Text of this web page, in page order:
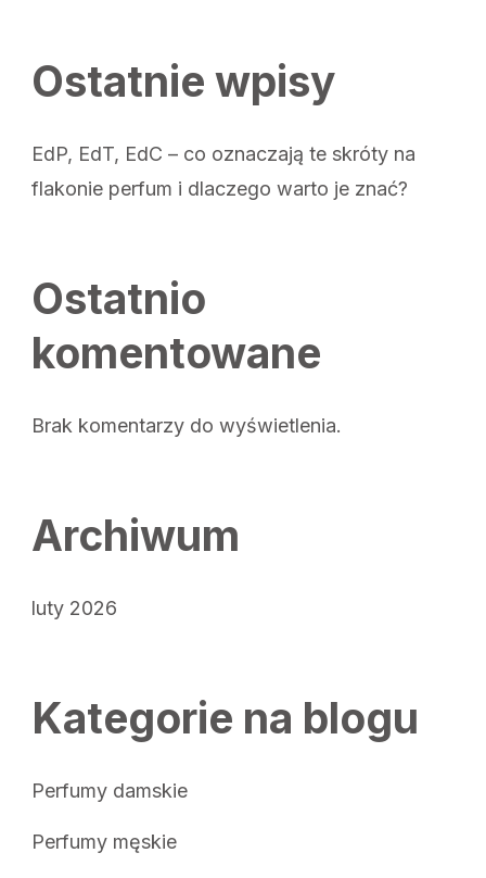
Ostatnie wpisy
EdP, EdT, EdC – co oznaczają te skróty na
flakonie perfum i dlaczego warto je znać?
Ostatnio
komentowane
Brak komentarzy do wyświetlenia.
Archiwum
luty 2026
Kategorie na blogu
Perfumy damskie
Perfumy męskie